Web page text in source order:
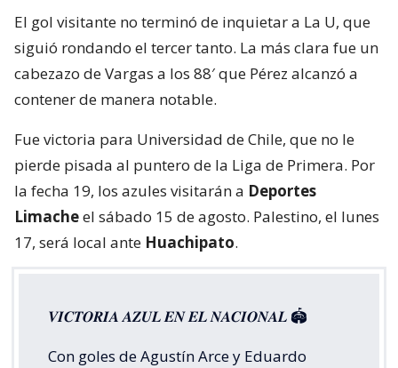
El gol visitante no terminó de inquietar a La U, que
siguió rondando el tercer tanto. La más clara fue un
cabezazo de Vargas a los 88′ que Pérez alcanzó a
contener de manera notable.
Fue victoria para Universidad de Chile, que no le
pierde pisada al puntero de la Liga de Primera. Por
la fecha 19, los azules visitarán a Deportes
Limacheel sábado 15 de agosto. Palestino, el lunes
17, será local ante Huachipato.
𝑽𝑰𝑪𝑻𝑶𝑹𝑰𝑨 𝑨𝒁𝑼𝑳 𝑬𝑵 𝑬𝑳 𝑵𝑨𝑪𝑰𝑶𝑵𝑨𝑳 🏟️
Con goles de Agustín Arce y Eduardo